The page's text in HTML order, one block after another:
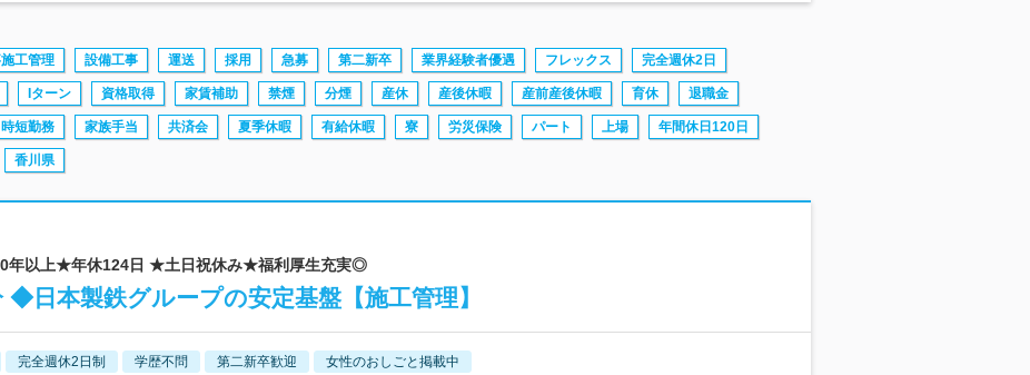
工管理 設備工事 運送 採用 急募 第二新卒 業界経験者優遇 フレックス 完全週休2日
Iターン 資格取得 家賃補助 禁煙 分煙 産休 産後休暇 産前産後休暇 育休 退職金
時短勤務 家族手当 共済会 夏季休暇 有給休暇 寮 労災保険 パート 上場 年間休日120日
香川県
年以上★年休124日 ★土日祝休み★福利厚生充実◎
日本製鉄グループの安定基盤【施工管理】
完全週休2日制 学歴不問 第二新卒歓迎 女性のおしごと掲載中